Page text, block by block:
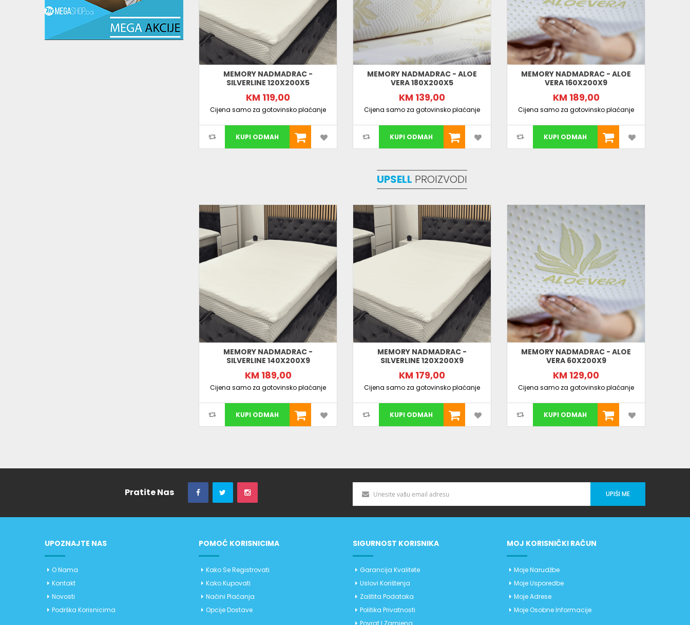
MEMORY NADMADRAC -
SILVERLINE 120X200X5
KM 119,00
Cijena samo za gotovinsko plaćanje
KUPI ODMAH
MEMORY NADMADRAC - ALOE
VERA 180X200X5
KM 139,00
Cijena samo za gotovinsko plaćanje
KUPI ODMAH
MEMORY NADMADRAC - ALOE
VERA 160X200X9
KM 189,00
Cijena samo za gotovinsko plaćanje
KUPI ODMAH
UPSELL PROIZVODI
MEMORY NADMADRAC -
SILVERLINE 140X200X9
KM 189,00
Cijena samo za gotovinsko plaćanje
KUPI ODMAH
MEMORY NADMADRAC -
SILVERLINE 120X200X9
KM 179,00
Cijena samo za gotovinsko plaćanje
KUPI ODMAH
MEMORY NADMADRAC - ALOE
VERA 60X200X9
KM 129,00
Cijena samo za gotovinsko plaćanje
KUPI ODMAH
Pratite Nas UPIŠI ME
UPOZNAJTE NAS
O Nama
Kontakt
Novosti
Podrška Korisnicima
POMOĆ KORISNICIMA
Kako Se Registrovati
Kako Kupovati
Načini Plaćanja
Opcije Dostave
SIGURNOST KORISNIKA
Garancija Kvalitete
Uslovi Korištenja
Zaštita Podataka
Politika Privatnosti
Povrat I Zamjena
MOJ KORISNIČKI RAČUN
Moje Narudžbe
Moje Usporedbe
Moje Adrese
Moje Osobne Informacije